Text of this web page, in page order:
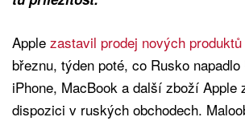
Apple zastavil prodej nových
březnu, týden poté, co Rusko
iPhone, MacBook a další zboží Apple
dispozici v ruských obchodech.